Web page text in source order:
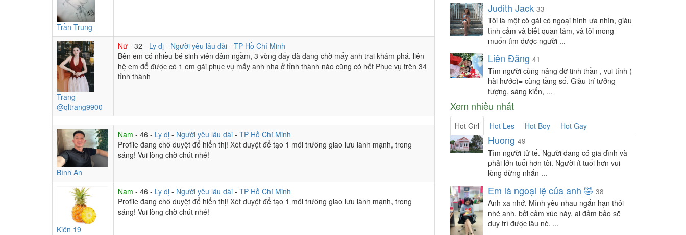
Trần Trung
Trang
@qltrang9900
Nữ - 32 - Ly dị - Người yêu lâu dài - TP Hồ Chí Minh
Bên em có nhiều bé sinh viên dâm ngầm, 3 vòng đẩy đà đang chờ mấy anh trai khám phá, liên
hệ em để được có 1 em gái phục vụ mấy anh nha ở tỉnh thành nào cũng có hết Phục vụ trên 34
tỉnh thành
Bình An
Nam - 46 - Ly dị - Người yêu lâu dài - TP Hồ Chí Minh
Profile đang chờ duyệt để hiển thị! Xét duyệt để tạo 1 môi trường giao lưu lành mạnh, trong
sáng! Vui lòng chờ chút nhé!
Kiên 19
Nam - 46 - Ly dị - Người yêu lâu dài - TP Hồ Chí Minh
Profile đang chờ duyệt để hiển thị! Xét duyệt để tạo 1 môi trường giao lưu lành mạnh, trong
sáng! Vui lòng chờ chút nhé!
Judith Jack 33
Tôi là một cô gái có ngoại hình ưa nhìn, giàu
tình cảm và biết quan tâm, và tôi mong
muốn tìm được người ...
Liên Đăng 41
Tìm người cùng nâng đỡ tinh thần , vui tính (
hài hước)= cùng tầng số. Giàu trí tưởng
tượng, sáng kiến, ...
Xem nhiều nhất
Hot Girl Hot Les Hot Boy Hot Gay
Huong 49
Tìm người tử tế. Người đang có gia đình và
phải lớn tuổi hơn tôi. Người ít tuổi hơn vui
lòng đừng nhắn ...
Em là ngoại lệ của anh 🤣 38
Anh xa nhớ, Mình yêu nhau ngắn hạn thôi
nhé anh, bởi cảm xúc này, ai đảm bảo sẽ
duy trì được lâu nè. ...